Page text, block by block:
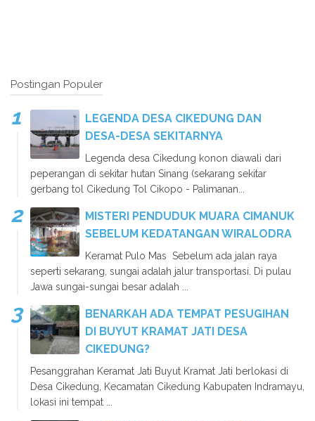
Postingan Populer
LEGENDA DESA CIKEDUNG DAN
DESA-DESA SEKITARNYA
Legenda desa Cikedung konon diawali dari
peperangan di sekitar hutan Sinang (sekarang sekitar
gerbang tol Cikedung Tol Cikopo - Palimanan...
MISTERI PENDUDUK MUARA CIMANUK
SEBELUM KEDATANGAN WIRALODRA
Keramat Pulo Mas Sebelum ada jalan raya
seperti sekarang, sungai adalah jalur transportasi. Di pulau
Jawa sungai-sungai besar adalah ...
BENARKAH ADA TEMPAT PESUGIHAN
DI BUYUT KRAMAT JATI DESA
CIKEDUNG?
Pesanggrahan Keramat Jati Buyut Kramat Jati berlokasi di
Desa Cikedung, Kecamatan Cikedung Kabupaten Indramayu,
lokasi ini tempat ...